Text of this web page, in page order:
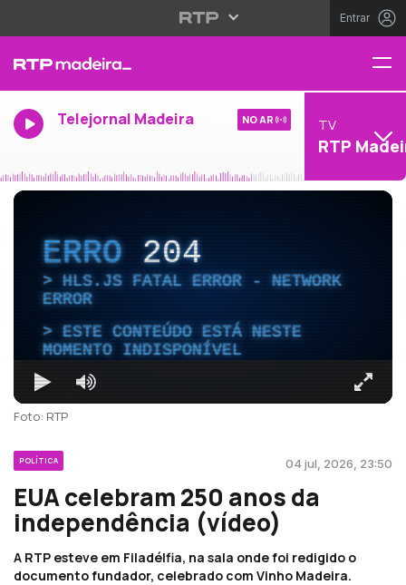
Entrar
Telejornal Madeira NO AR TV
RTP
ERRO204
HLS.JS FATAL ERROR - NETWORK
ERROR
ESTE CONTEÚDO ESTÁ NESTE
MOMENTO INDISPONÍVEL
Foto: RTP
POLÍTICA 04 jul, 2026, 23:50
EUA celebram 250 anos da
independência (vídeo)
A RTP esteve em Filadélfia, na sala onde foi redigido o
documento fundador, celebrado com Vinho Madeira.